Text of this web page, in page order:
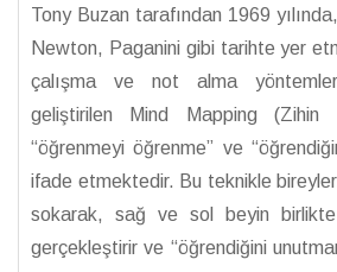
Tony Buzan tarafından 1969
Newton, Paganini gibi tarihte yer
çalışma ve not alma
geliştirilen Mind Mapping (Zihin
“öğrenmeyi öğrenme” ve
ifade etmektedir. Bu teknikle
sokarak, sağ ve sol beyin
gerçekleştirir ve “öğrendiğini